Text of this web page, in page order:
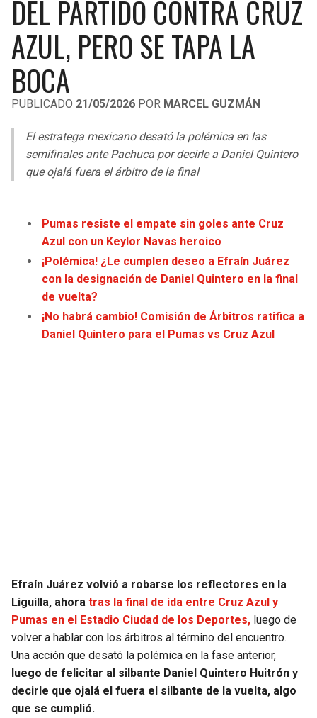
LIGA DE EXPANSIÓN MX
LEAGUES CUP
UEFA EUROPA LEAGUE
UEFA CONFERENCE LEAGUE
MLS
COPA LIBERTADORES
COPA SUDAMERICANA
LIGA BETPLAY
RAIDERS
CHARGERS
RAVENS
BENGALS
STEELERS
TEXANS
COLTS
JAGUARS
RAMS
49ERS
SEAHAWKS
BEARS
CAVALIERS
PISTONS
PACERS
HORNETS
HEAT
MAGIC
WIZARDS
ROCKETS
GRIZZLIES
PELICANS
SPURS
DEL PARTIDO CONTRA CRUZ
AZUL, PERO SE TAPA LA
BOCA
PUBLICADO 21/05/2026 POR MARCEL GUZMÁN
El estratega mexicano desató la polémica en las
semifinales ante Pachuca por decirle a Daniel Quintero
que ojalá fuera el árbitro de la final
Pumas resiste el empate sin goles ante Cruz
Azul con un Keylor Navas heroico
¡Polémica! ¿Le cumplen deseo a Efraín Juárez
con la designación de Daniel Quintero en la final
de vuelta?
¡No habrá cambio! Comisión de Árbitros ratifica a
Daniel Quintero para el Pumas vs Cruz Azul
Efraín Juárez volvió a robarse los reflectores en la
Liguilla, ahora tras la final de ida entre Cruz Azul y
Pumas en el Estadio Ciudad de los Deportes, luego de
volver a hablar con los árbitros al término del encuentro.
Una acción que desató la polémica en la fase anterior,
luego de felicitar al silbante Daniel Quintero Huitrón y
decirle que ojalá el fuera el silbante de la vuelta, algo
que se cumplió.